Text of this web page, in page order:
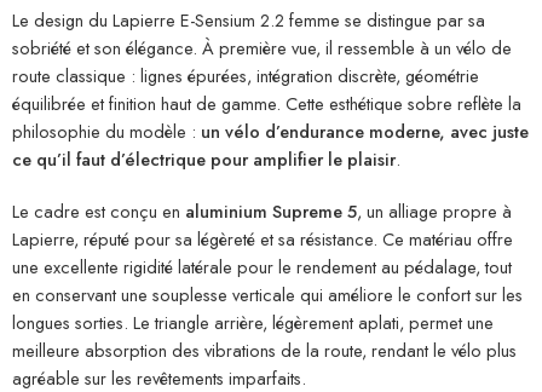
Le design du Lapierre E-Sensium 2.2 femme se distingue par sa
sobriété et son élégance. À première vue, il ressemble à un vélo de
route classique : lignes épurées, intégration discrète, géométrie
équilibrée et finition haut de gamme. Cette esthétique sobre reflète la
philosophie du modèle : un vélo d’endurance moderne, avec juste
ce qu’il faut d’électrique pour amplifier le plaisir.
Le cadre est conçu en aluminium Supreme 5, un alliage propre à
Lapierre, réputé pour sa légèreté et sa résistance. Ce matériau offre
une excellente rigidité latérale pour le rendement au pédalage, tout
en conservant une souplesse verticale qui améliore le confort sur les
longues sorties. Le triangle arrière, légèrement aplati, permet une
meilleure absorption des vibrations de la route, rendant le vélo plus
agréable sur les revêtements imparfaits.